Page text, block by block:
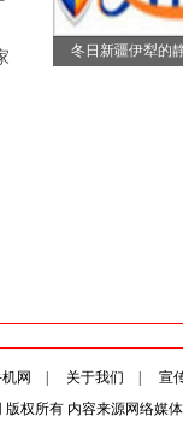
冬日新疆伊犁的
网 关于我们 |宣
版权所有 内容来源网络媒